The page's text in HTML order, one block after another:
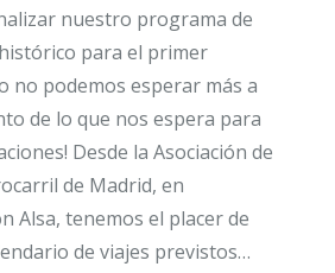
nuestro programa de
para el primer
no podemos esperar más a
de lo que nos espera para
Desde la Asociación de
de Madrid, en
Alsa, tenemos el placer de
de viajes previstos…